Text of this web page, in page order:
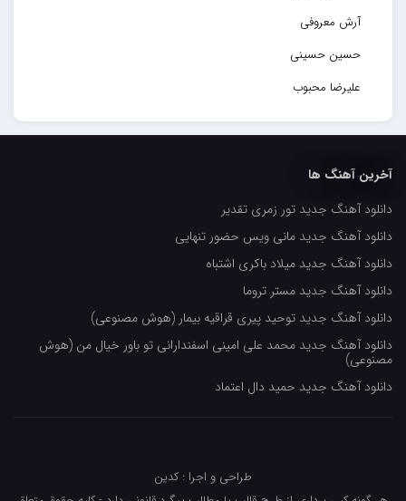
آرش معروفی
حسین حسینی
علیرضا محبوب
حسین حصارکی
کاپیتان
مجید رضوی
رضا مرانلو
امیر عرفانی
رضا صادقی
سعید شمس
آخرین آهنگ ها
دانلود آهنگ جدید تور زمری تقدیر
دانلود آهنگ جدید مانی ویس حضور تنهایی
دانلود آهنگ جدید میلاد باکری اشتباه
دانلود آهنگ جدید مستر تروما
دانلود آهنگ جدید توحید پیری قراقیه بیمار (هوش مصنوعی)
دانلود آهنگ جدید محمد علی امینی اسفندارانی تو باور خیال من (هوش
مصنوعی)
دانلود آهنگ جدید حمید دال اعتماد
طراحی و اجرا : کدین